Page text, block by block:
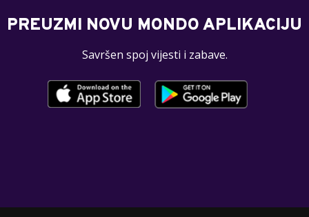
PREUZMI NOVU MONDO APLIKACIJU
Savršen spoj vijesti i zabave.